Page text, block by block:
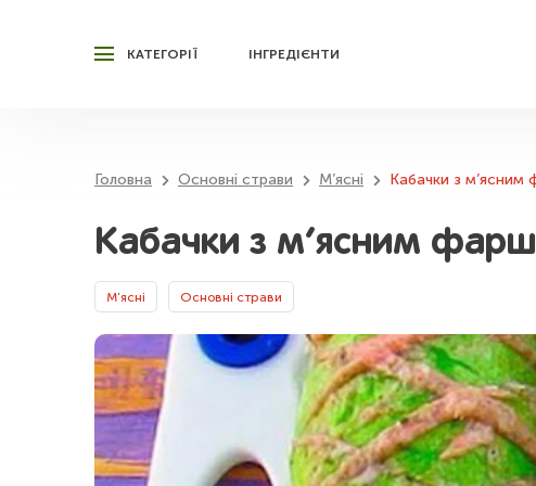
КАТЕГОРІЇ ІНГРЕДІЄНТИ
Головна Основні страви М’ясні Кабачки з м’ясним
Кабачки з м’ясним
М’ясні Основні страви